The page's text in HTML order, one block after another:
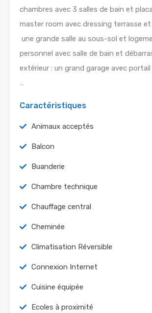
chambres avec 3 salles de bain et
master room avec dressing terrasse et
une grande salle au sous-sol et
personnel avec salle de bain et
extérieur : un grand garage avec
…
Caractéristiques
Animaux acceptés
Balcon
Buanderie
Chambre technique
Chauffage central
Cheminée
Climatisation Réversible
Connexion Internet
Cuisine équipée
Ecoles à proximité